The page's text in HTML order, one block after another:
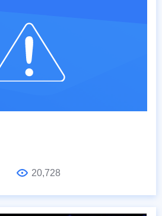
20,728